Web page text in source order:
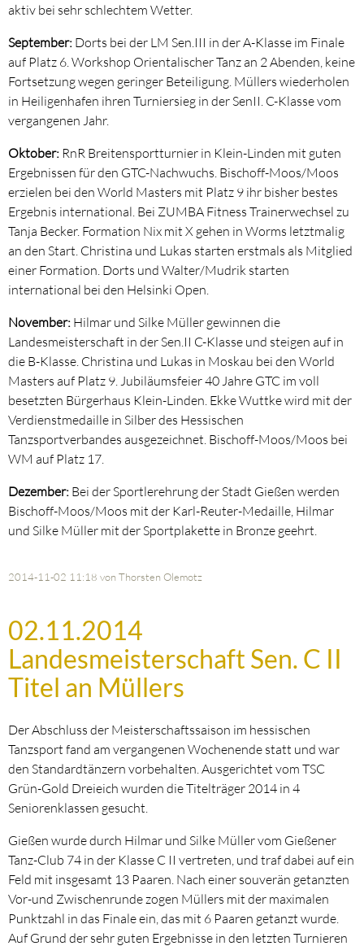
aktiv bei sehr schlechtem Wetter.
September: Dorts bei der LM Sen.III in der A-Klasse im Finale
auf Platz 6. Workshop Orientalischer Tanz an 2 Abenden, keine
Fortsetzung wegen geringer Beteiligung. Müllers wiederholen
in Heiligenhafen ihren Turniersieg in der SenII. C-Klasse vom
vergangenen Jahr.
Oktober: RnR Breitensportturnier in Klein-Linden mit guten
Ergebnissen für den GTC-Nachwuchs. Bischoff-Moos/Moos
erzielen bei den World Masters mit Platz 9 ihr bisher bestes
Ergebnis international. Bei ZUMBA Fitness Trainerwechsel zu
Tanja Becker. Formation Nix mit X gehen in Worms letztmalig
an den Start. Christina und Lukas starten erstmals als Mitglied
einer Formation. Dorts und Walter/Mudrik starten
international bei den Helsinki Open.
November: Hilmar und Silke Müller gewinnen die
Landesmeisterschaft in der Sen.II C-Klasse und steigen auf in
die B-Klasse. Christina und Lukas in Moskau bei den World
Masters auf Platz 9. Jubiläumsfeier 40 Jahre GTC im voll
besetzten Bürgerhaus Klein-Linden. Ekke Wuttke wird mit der
Verdienstmedaille in Silber des Hessischen
Tanzsportverbandes ausgezeichnet. Bischoff-Moos/Moos bei
WM auf Platz 17.
Dezember: Bei der Sportlerehrung der Stadt Gießen werden
Bischoff-Moos/Moos mit der Karl-Reuter-Medaille, Hilmar
und Silke Müller mit der Sportplakette in Bronze geehrt.
2014-11-02 11:18 von Thorsten Olemotz
02.11.2014
Landesmeisterschaft Sen. C II
Titel an Müllers
Der Abschluss der Meisterschaftssaison im hessischen
Tanzsport fand am vergangenen Wochenende statt und war
den Standardtänzern vorbehalten. Ausgerichtet vom TSC
Grün-Gold Dreieich wurden die Titelträger 2014 in 4
Seniorenklassen gesucht.
Gießen wurde durch Hilmar und Silke Müller vom Gießener
Tanz-Club 74 in der Klasse C II vertreten, und traf dabei auf ein
Feld mit insgesamt 13 Paaren. Nach einer souverän getanzten
Vor-und Zwischenrunde zogen Müllers mit der maximalen
Punktzahl in das Finale ein, das mit 6 Paaren getanzt wurde.
Auf Grund der sehr guten Ergebnisse in den letzten Turnieren